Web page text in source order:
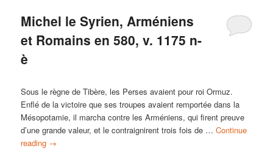
Michel le Syrien, Arméniens
et Romains en 580, v. 1175 n-
è
Sous le règne de Tibère, les Perses avaient pour roi Ormuz.
Enflé de la victoire que ses troupes avaient remportée dans la
Mésopotamie, il marcha contre les Arméniens, qui firent preuve
d’une grande valeur, et le contraignirent trois fois de …Continue
reading →